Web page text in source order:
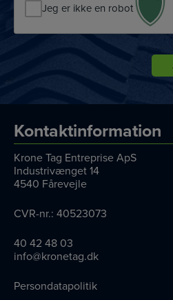
Jeg er ikke en robot
Kontaktinformation
Krone Tag Entreprise ApS
Industrivænget 14
4540 Fårevejle
CVR-nr.: 40523073
40 42 48 03
info@kronetag.dk
Persondatapolitik